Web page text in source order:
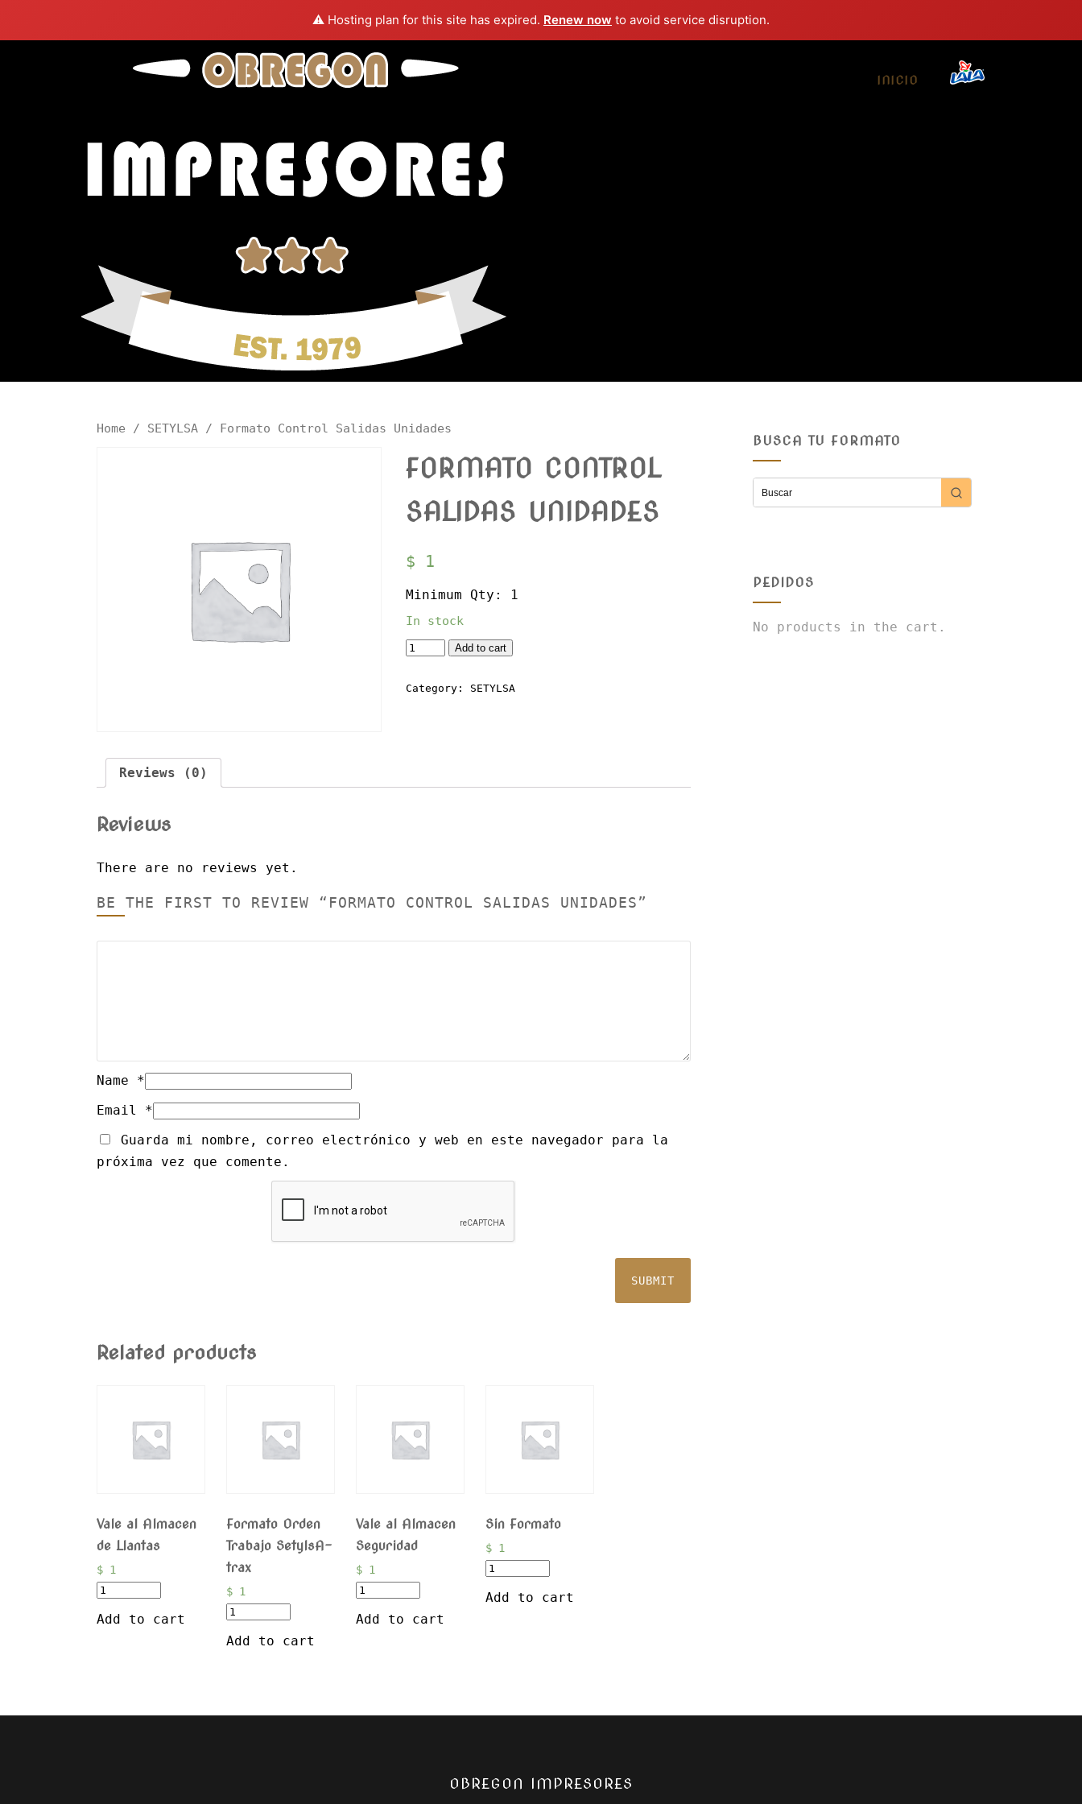
⚠️ Hosting plan for this site has expired. Renew now to avoid service disruption.
INICIO
Home / SETYLSA / Formato Control Salidas Unidades
FORMATO CONTROL
SALIDAS UNIDADES
$ 1
Minimum Qty: 1
In stock
QuantityAdd to cart
Category: SETYLSA
Reviews (0)
Reviews
There are no reviews yet.
BE THE FIRST TO REVIEW “FORMATO CONTROL SALIDAS UNIDADES”
Name *
Email *
Guarda mi nombre, correo electrónico y web en este navegador para la
próxima vez que comente.
Related products
Vale al Almacen
de Llantas
$ 1
Add to cart
Formato Orden
Trabajo SetylsA-
trax
$ 1
Add to cart
Vale al Almacen
Seguridad
$1
Add to cart
Sin Formato
$1
Add to cart
BUSCA TU FORMATO
PEDIDOS
No products in the cart.
OBREGON IMPRESORES